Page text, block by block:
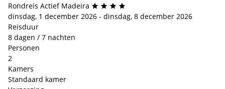
Rondreis Actief Madeira
dinsdag, 1 december 2026 - dinsdag, 8 december 2026
Reisduur
8 dagen / 7 nachten
Personen
2
Kamers
Standaard kamer